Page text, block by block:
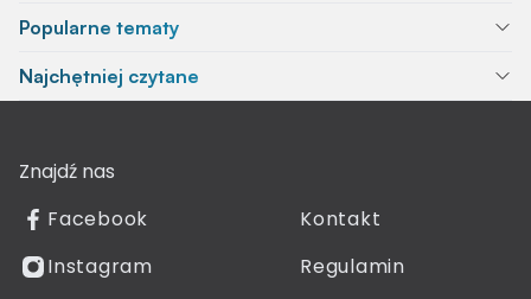
Popularne tematy
Najchętniej czytane
Znajdź nas
Facebook
Instagram
Kontakt
Regulamin